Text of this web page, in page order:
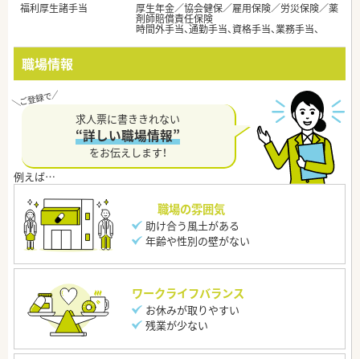
福利厚生諸手当
厚生年金／協会健保／雇用保険／労災保険／薬
剤師賠償責任保険
時間外手当、通勤手当、資格手当、業務手当、
職場情報
求人票に書ききれない
“詳しい職場情報”
をお伝えします！
職場の雰囲気
助け合う風土がある
年齢や性別の壁がない
ワークライフバランス
お休みが取りやすい
残業が少ない